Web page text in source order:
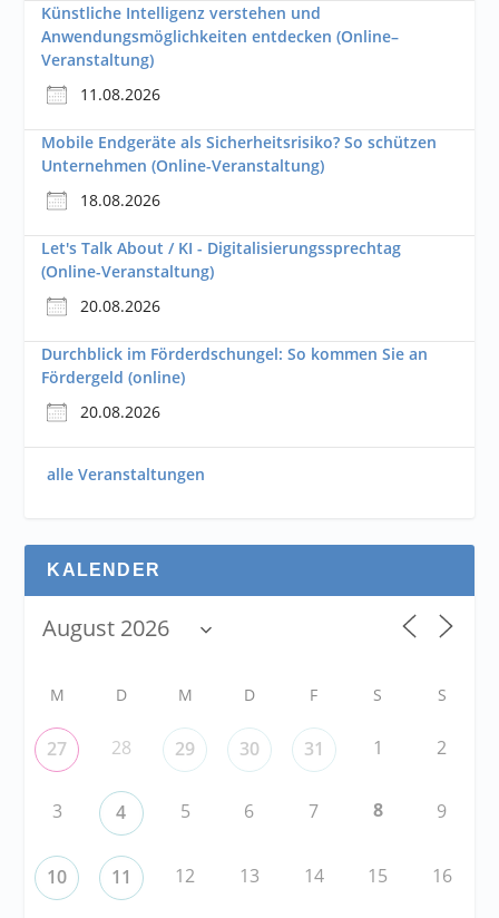
Künstliche Intelligenz verstehen und
Anwendungsmöglichkeiten entdecken (Online–
Veranstaltung)
11.08.2026
Mobile Endgeräte als Sicherheitsrisiko? So schützen
Unternehmen (Online-Veranstaltung)
18.08.2026
Let's Talk About / KI - Digitalisierungssprechtag
(Online-Veranstaltung)
20.08.2026
Durchblick im Förderdschungel: So kommen Sie an
Fördergeld (online)
20.08.2026
alle Veranstaltungen
KALENDER
M D M D F S S
27 28 29 30 31 1 2
3 4 5 6 7 8 9
10 11 12 13 14 15 16